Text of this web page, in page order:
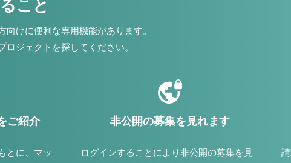
こと
向けに便利な専用機能があります。
ジェクトを探してください。
ご紹介
とに、マッ
非公開の募集を見れます
ログインすることにより非公開の募集を見